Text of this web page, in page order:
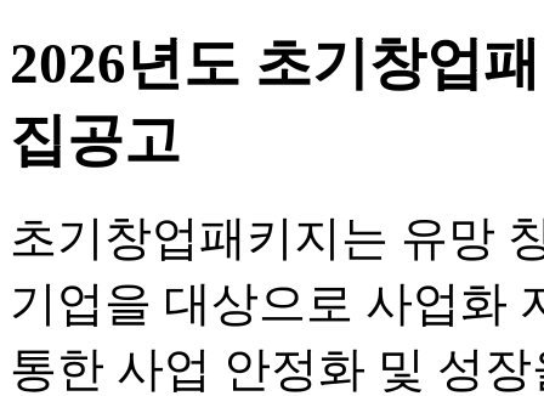
2026년도 초기창업
집공고
초기창업패키지는 유망
기업을 대상으로 사업화
통한 사업 안정화 및 성